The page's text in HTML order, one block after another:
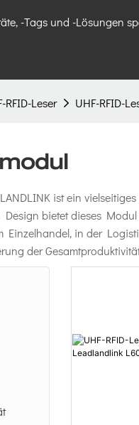
-Tags und -Lösungen
RFID-Leser UHF-RFID-
ist ein
bietet dieses
Einzelhandel, in der
der